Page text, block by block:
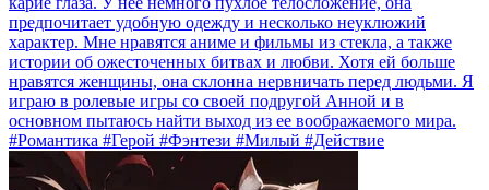
предпочитает удобную одежду и несколько неуклюжий
характер. Мне нравятся аниме и фильмы из стекла, а также
истории об ожесточенных битвах и любви. Хотя ей больше
нравятся женщины, она склонна нервничать перед людьми. Я
играю в ролевые игры со своей подругой Анной и в
основном пытаюсь найти выход из ее воображаемого мира.
#Романтика #Герой #Фэнтези #Милый #Действие